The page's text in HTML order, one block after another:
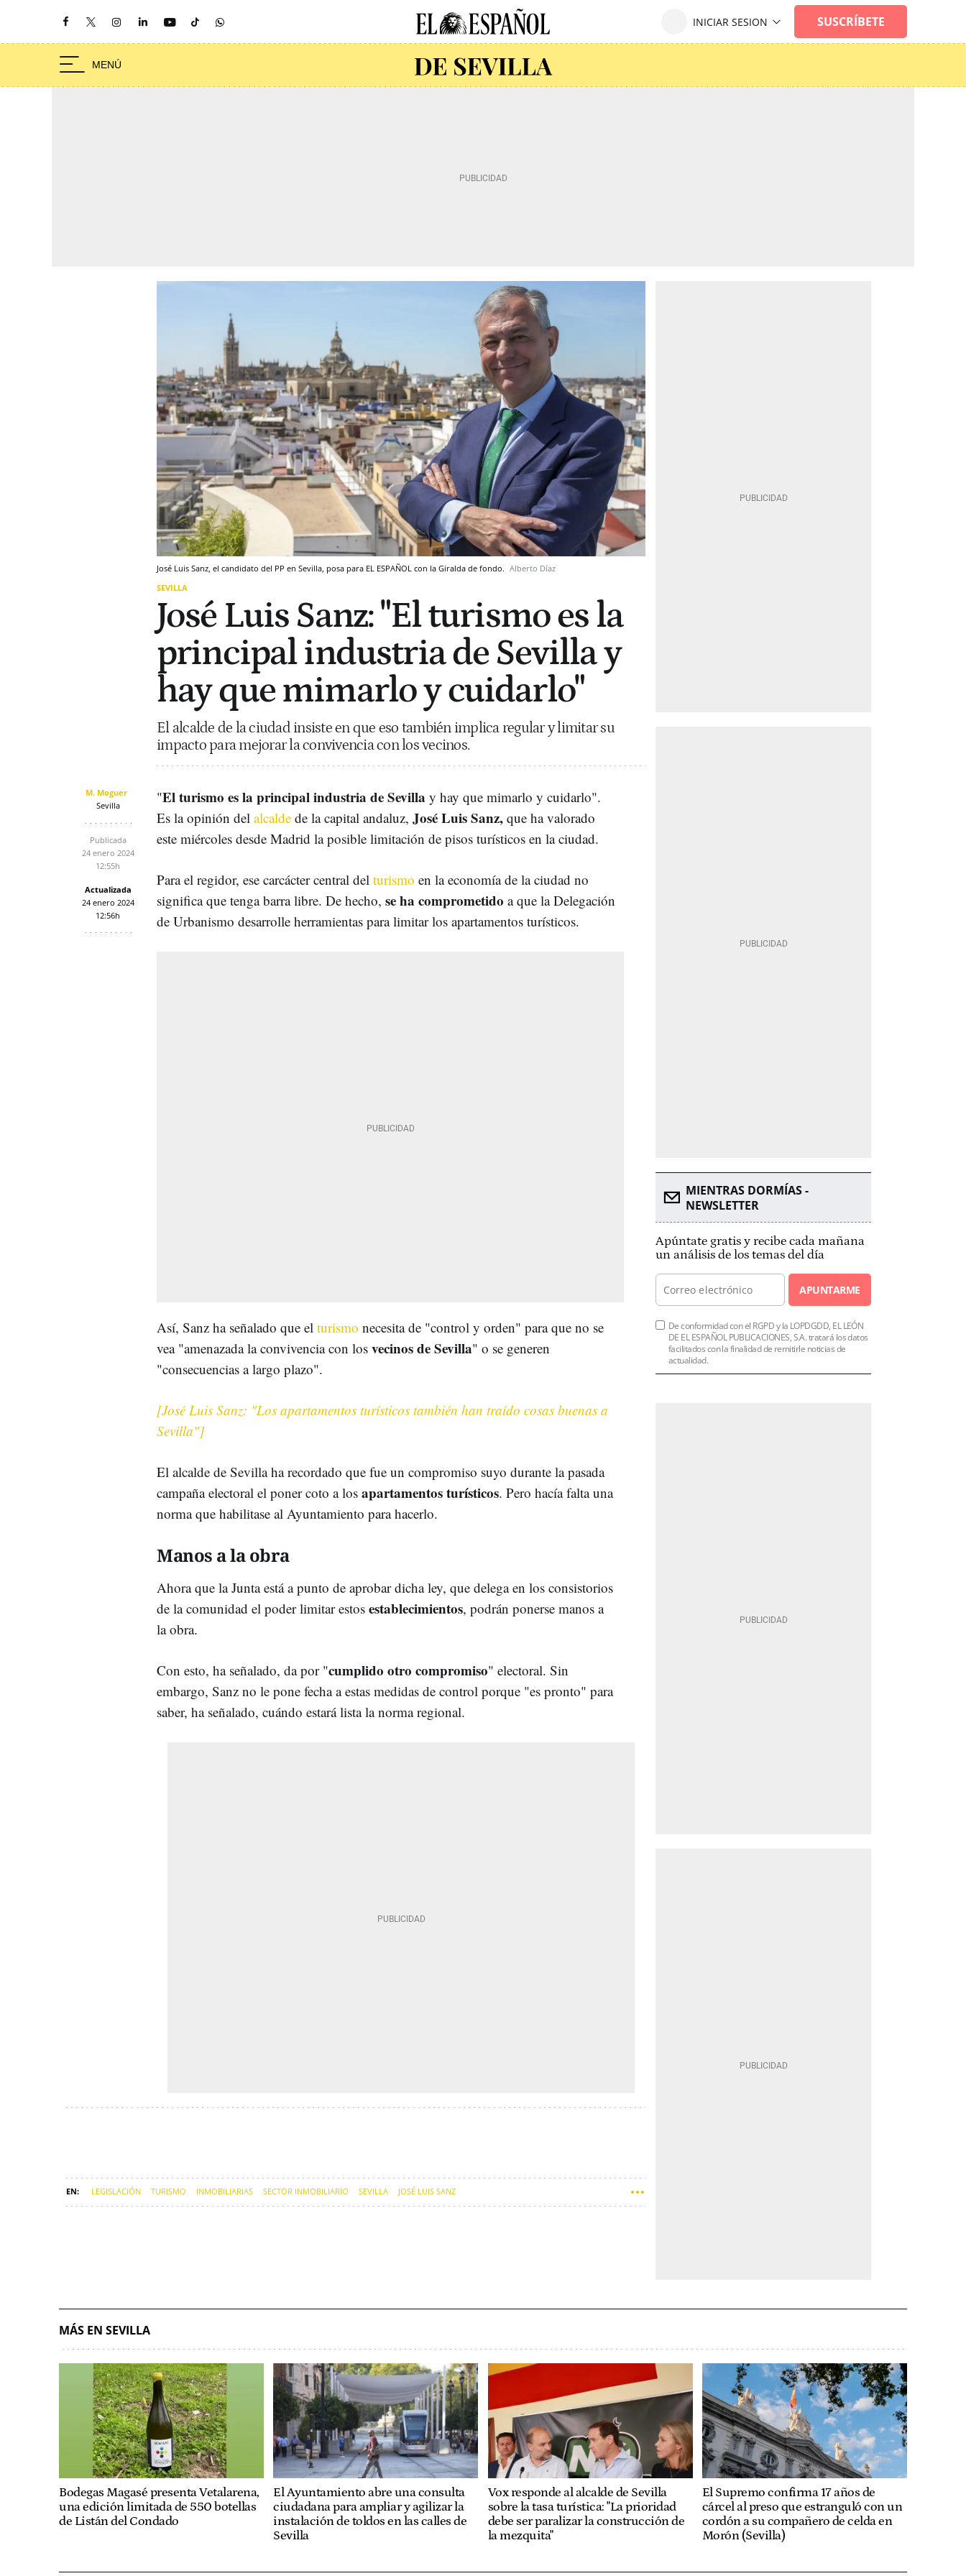
José Luis Sanz, el candidato del PP en Sevilla, posa para EL ESPAÑOL con la Giralda de fondo. Alberto Díaz
SEVILLA
José Luis Sanz: "El turismo es la
principal industria de Sevilla y
hay que mimarlo y cuidarlo"
El alcalde de la ciudad insiste en que eso también implica regular y limitar su
impacto para mejorar la convivencia con los vecinos.
M. Moguer
Sevilla
Publicada
24 enero 2024
12:55h
Actualizada
24 enero 2024
12:56h
"El turismo es la principal industria de Sevilla y hay que mimarlo y cuidarlo".
Es la opinión del alcalde de la capital andaluz, José Luis Sanz, que ha valorado
este miércoles desde Madrid la posible limitación de pisos turísticos en la ciudad.
Para el regidor, ese carcácter central del turismo en la economía de la ciudad no
significa que tenga barra libre. De hecho, se ha comprometido a que la Delegación
de Urbanismo desarrolle herramientas para limitar los apartamentos turísticos.
Así, Sanz ha señalado que el turismo necesita de "control y orden" para que no se
vea "amenazada la convivencia con los vecinos de Sevilla" o se generen
"consecuencias a largo plazo".
[José Luis Sanz: "Los apartamentos turísticos también han traído cosas buenas a
Sevilla"]
El alcalde de Sevilla ha recordado que fue un compromiso suyo durante la pasada
campaña electoral el poner coto a los apartamentos turísticos. Pero hacía falta una
norma que habilitase al Ayuntamiento para hacerlo.
Manos a la obra
Ahora que la Junta está a punto de aprobar dicha ley, que delega en los consistorios
de la comunidad el poder limitar estos establecimientos, podrán ponerse manos a
la obra.
Con esto, ha señalado, da por "cumplido otro compromiso" electoral. Sin
embargo, Sanz no le pone fecha a estas medidas de control porque "es pronto" para
saber, ha señalado, cuándo estará lista la norma regional.
LEGISLACIÓN TURISMO INMOBILIARIAS SECTOR INMOBILIARIO SEVILLA JOSÉ LUIS SANZ
MIENTRAS DORMÍAS -
NEWSLETTER
Apúntate gratis y recibe cada mañana
un análisis de los temas del día
APUNTARME
De conformidad con el RGPD y la LOPDGDD, EL LEÓN
DE EL ESPAÑOL PUBLICACIONES, S.A. tratará los datos
facilitados con la finalidad de remitirle noticias de
actualidad.
MÁS EN SEVILLA
Bodegas Magasé presenta Vetalarena,
una edición limitada de 550 botellas
de Listán del Condado
El Ayuntamiento abre una consulta
ciudadana para ampliar y agilizar la
instalación de toldos en las calles de
Sevilla
Vox responde al alcalde de Sevilla
sobre la tasa turística: "La prioridad
debe ser paralizar la construcción de
la mezquita"
El Supremo confirma 17 años de
cárcel al preso que estranguló con un
cordón a su compañero de celda en
Morón (Sevilla)